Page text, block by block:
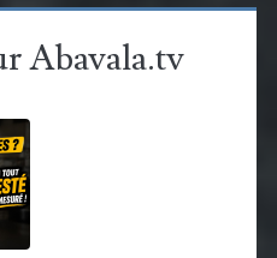
Abavala.tv